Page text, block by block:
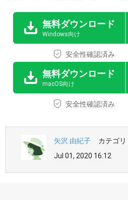
無料ダウンロード
Windows向け
安全性確認済み
無料ダウンロード
macOS向け
安全性確認済み
矢沢 由紀子 カテゴリ
Jul 01, 2020 16:12